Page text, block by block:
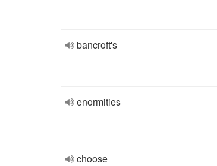
bancroft's
enormities
choose